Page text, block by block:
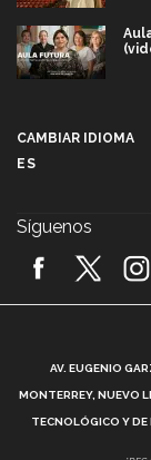
CAMBIAR IDIOMA
ES
Síguenos
AV. EUGENIO
MONTERREY, NUEVO
TECNOLÓGICO Y DE